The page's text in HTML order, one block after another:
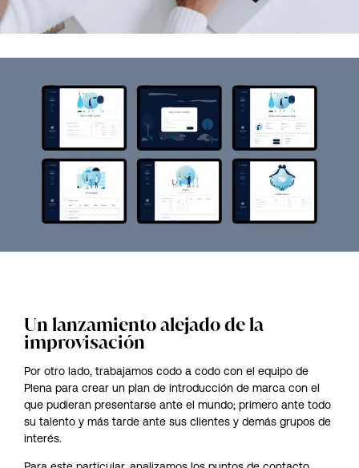
Un lanzamiento alejado de la
improvisación
Por otro lado, trabajamos codo a codo con el equipo de
Plena para crear un plan de introducción de marca con el
que pudieran presentarse ante el mundo; primero ante todo
su talento y más tarde ante sus clientes y demás grupos de
interés.